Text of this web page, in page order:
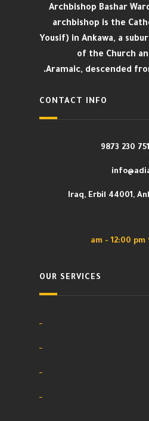
Archbishop Bashar
archbishop is the
Yousif) in Ankawa, a
of the Church
Aramaic, descended
CONTACT INFO
Iraq, Erbil 44001,
OUR SERVICES